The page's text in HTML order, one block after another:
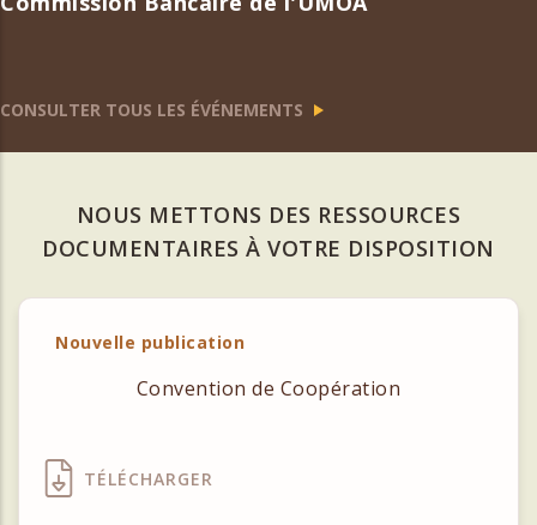
CONSULTER TOUS LES ÉVÉNEMENTS
NOUS METTONS DES RESSOURCES
DOCUMENTAIRES À VOTRE DISPOSITION
Nouvelle publication
Convention de Coopération
TÉLÉCHARGER